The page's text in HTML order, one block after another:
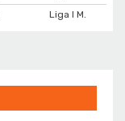
Liga I M.